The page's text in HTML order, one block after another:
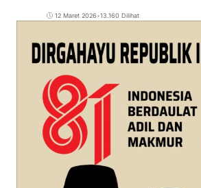
12 Maret 2026•13.160 Dilihat